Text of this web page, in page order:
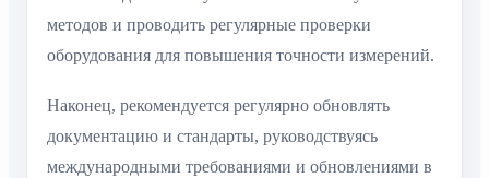
методов и проводить регулярные проверки
оборудования для повышения точности измерений.
Наконец, рекомендуется регулярно обновлять
документацию и стандарты, руководствуясь
международными требованиями и обновлениями в